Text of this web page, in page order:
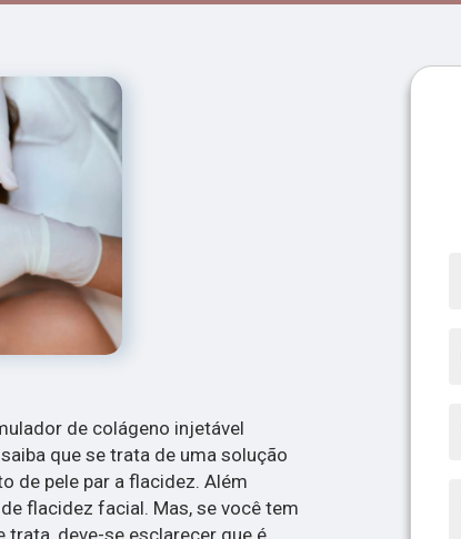
de colágeno injetável
que se trata de uma solução
de pele par a flacidez. Além
flacidez facial. Mas, se você tem
trata, deve-se esclarecer que é